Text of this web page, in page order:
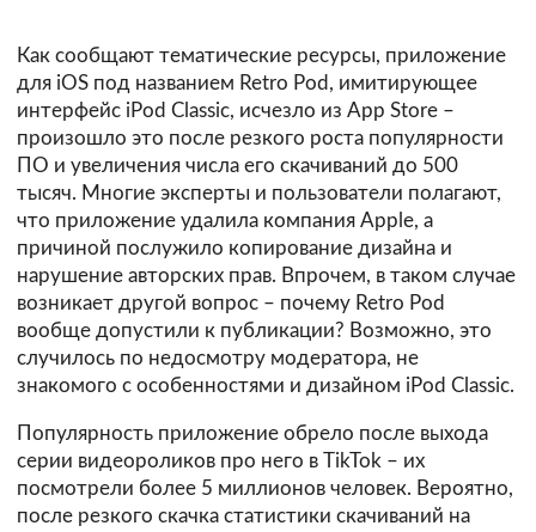
Как сообщают тематические ресурсы, приложение
для iOS под названием Retro Pod, имитирующее
интерфейс iPod Classic, исчезло из App Store –
произошло это после резкого роста популярности
ПО и увеличения числа его скачиваний до 500
тысяч. Многие эксперты и пользователи полагают,
что приложение удалила компания Apple, а
причиной послужило копирование дизайна и
нарушение авторских прав. Впрочем, в таком случае
возникает другой вопрос – почему Retro Pod
вообще допустили к публикации? Возможно, это
случилось по недосмотру модератора, не
знакомого с особенностями и дизайном iPod Classic.
Популярность приложение обрело после выхода
серии видеороликов про него в TikTok – их
посмотрели более 5 миллионов человек. Вероятно,
после резкого скачка статистики скачиваний на